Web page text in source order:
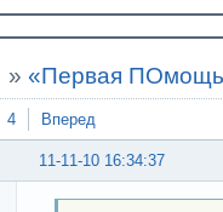
»«Первая
4 Вперед
11-11-10 16:34:37